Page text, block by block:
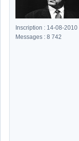
Inscription : 14-08-2010
Messages : 8 742